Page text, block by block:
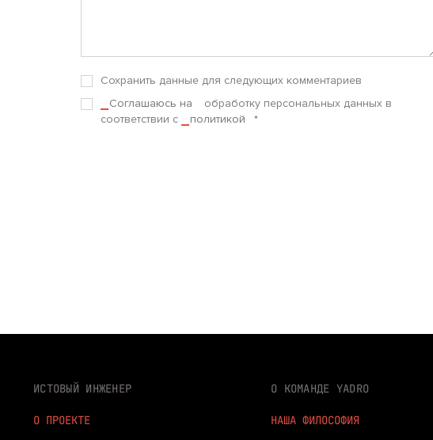
Сохранить данные для следующих комментариев
Соглашаюсь на
обработку персональных данных в
соответствии с
политикой *
ИСТОВЫЙ ИНЖЕНЕР
О ПРОЕКТЕ
О КОМАНДЕ YADRO
НАША ФИЛОСОФИЯ